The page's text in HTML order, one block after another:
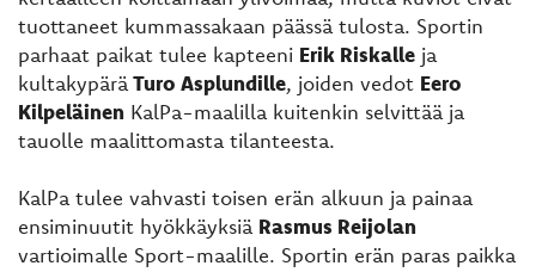
tuottaneet kummassakaan päässä tulosta. Sportin
parhaat paikat tulee kapteeni Erik Riskalle ja
kultakypärä Turo Asplundille, joiden vedot Eero
Kilpeläinen KalPa-maalilla kuitenkin selvittää ja
tauolle maalittomasta tilanteesta.
KalPa tulee vahvasti toisen erän alkuun ja painaa
ensiminuutit hyökkäyksiä Rasmus Reijolan
vartioimalle Sport-maalille. Sportin erän paras paikka